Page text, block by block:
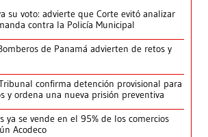
su voto: advierte que Corte evitó analizar
contra la Policía Municipal
de Panamá advierten de retos y
confirma detención provisional para
y ordena una nueva prisión preventiva
ya se vende en el 95% de los comercios
Acodeco